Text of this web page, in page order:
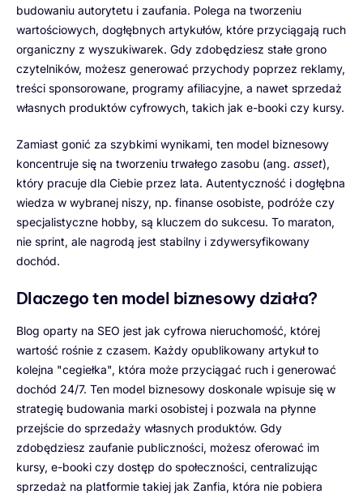
budowaniu autorytetu i zaufania. Polega na tworzeniu
wartościowych, dogłębnych artykułów, które przyciągają ruch
organiczny z wyszukiwarek. Gdy zdobędziesz stałe grono
czytelników, możesz generować przychody poprzez reklamy,
treści sponsorowane, programy afiliacyjne, a nawet sprzedaż
własnych produktów cyfrowych, takich jak e-booki czy kursy.
Zamiast gonić za szybkimi wynikami, ten model biznesowy
koncentruje się na tworzeniu trwałego zasobu (ang. asset),
który pracuje dla Ciebie przez lata. Autentyczność i dogłębna
wiedza w wybranej niszy, np. finanse osobiste, podróże czy
specjalistyczne hobby, są kluczem do sukcesu. To maraton,
nie sprint, ale nagrodą jest stabilny i zdywersyfikowany
dochód.
Dlaczego ten model biznesowy działa?
Blog oparty na SEO jest jak cyfrowa nieruchomość, której
wartość rośnie z czasem. Każdy opublikowany artykuł to
kolejna "cegiełka", która może przyciągać ruch i generować
dochód 24/7. Ten model biznesowy doskonale wpisuje się w
strategię budowania marki osobistej i pozwala na płynne
przejście do sprzedaży własnych produktów. Gdy
zdobędziesz zaufanie publiczności, możesz oferować im
kursy, e-booki czy dostęp do społeczności, centralizując
sprzedaż na platformie takiej jak Zanfia, która nie pobiera